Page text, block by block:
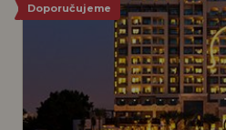
Doporučujeme